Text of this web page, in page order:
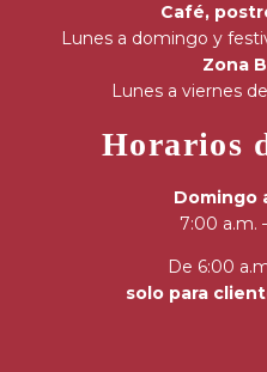
Café,
Lunes a domingo y
Zona
Lunes a viernes
Horarios
Domingo
7:00 a.m.
De 6:00
solo para